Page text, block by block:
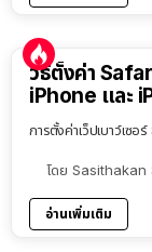
วิธีตั้งค่า
iPhone และ
การตั้งค่าเว็ปเบาว์เ
โดย Sasithakan
อ่านเพิ่มเติม